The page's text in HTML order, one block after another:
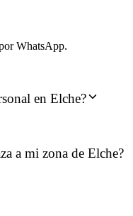
WhatsApp.
en Elche?
a mi zona de Elche?